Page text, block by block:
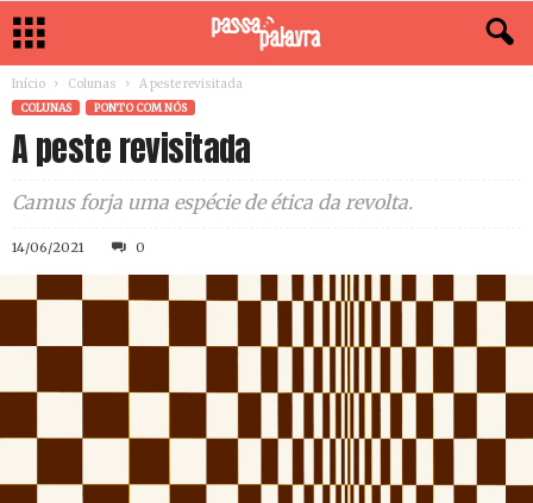
Início Colunas A peste revisitada
COLUNAS PONTO COM NÓS
A peste revisitada
Camus forja uma espécie de ética da revolta.
14/06/2021 0